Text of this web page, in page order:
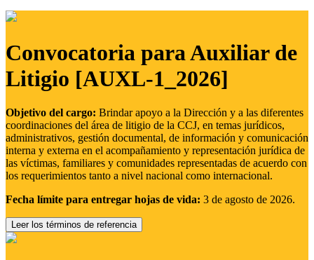
Convocatoria para Auxiliar de
Litigio [AUXL-1_2026]
Objetivo del cargo: Brindar apoyo a la Dirección y a las diferentes
coordinaciones del área de litigio de la CCJ, en temas jurídicos,
administrativos, gestión documental, de información y comunicación
interna y externa en el acompañamiento y representación jurídica de
las víctimas, familiares y comunidades representadas de acuerdo con
los requerimientos tanto a nivel nacional como internacional.
Fecha límite para entregar hojas de vida: 3 de agosto de 2026.
Leer los términos de referencia